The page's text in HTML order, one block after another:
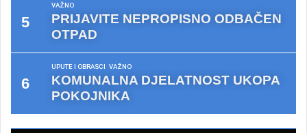
VAŽNO
PRIJAVITE NEPROPISNO ODBAČEN
OTPAD
UPUTE I OBRASCI VAŽNO
KOMUNALNA DJELATNOST UKOPA
POKOJNIKA